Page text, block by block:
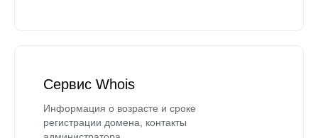
Сервис Whois
Информация о возрасте и сроке
регистрации домена, контакты